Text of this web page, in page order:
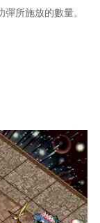
所施放的數量。